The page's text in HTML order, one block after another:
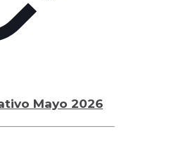
Mayo 2026